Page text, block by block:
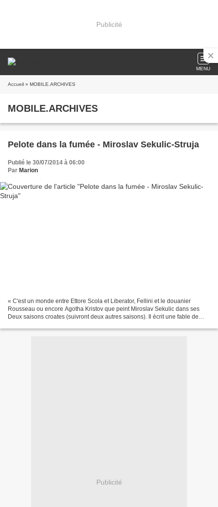
Publicité
MENU
Accueil » MOBILE.ARCHIVES
MOBILE.ARCHIVES
Pelote dans la fumée - Miroslav Sekulic-Struja
Publié le 30/07/2014 à 06:00
Par Marion
« C'est un monde entre Ettore Scola et Liberator, Fellini et le douanier
Rousseau ou encore Agotha Kristov que peint Miroslav Sekulic dans ses
Deux saisons croates (suivront deux autres saisons). Il écrit une fable de
Publicité